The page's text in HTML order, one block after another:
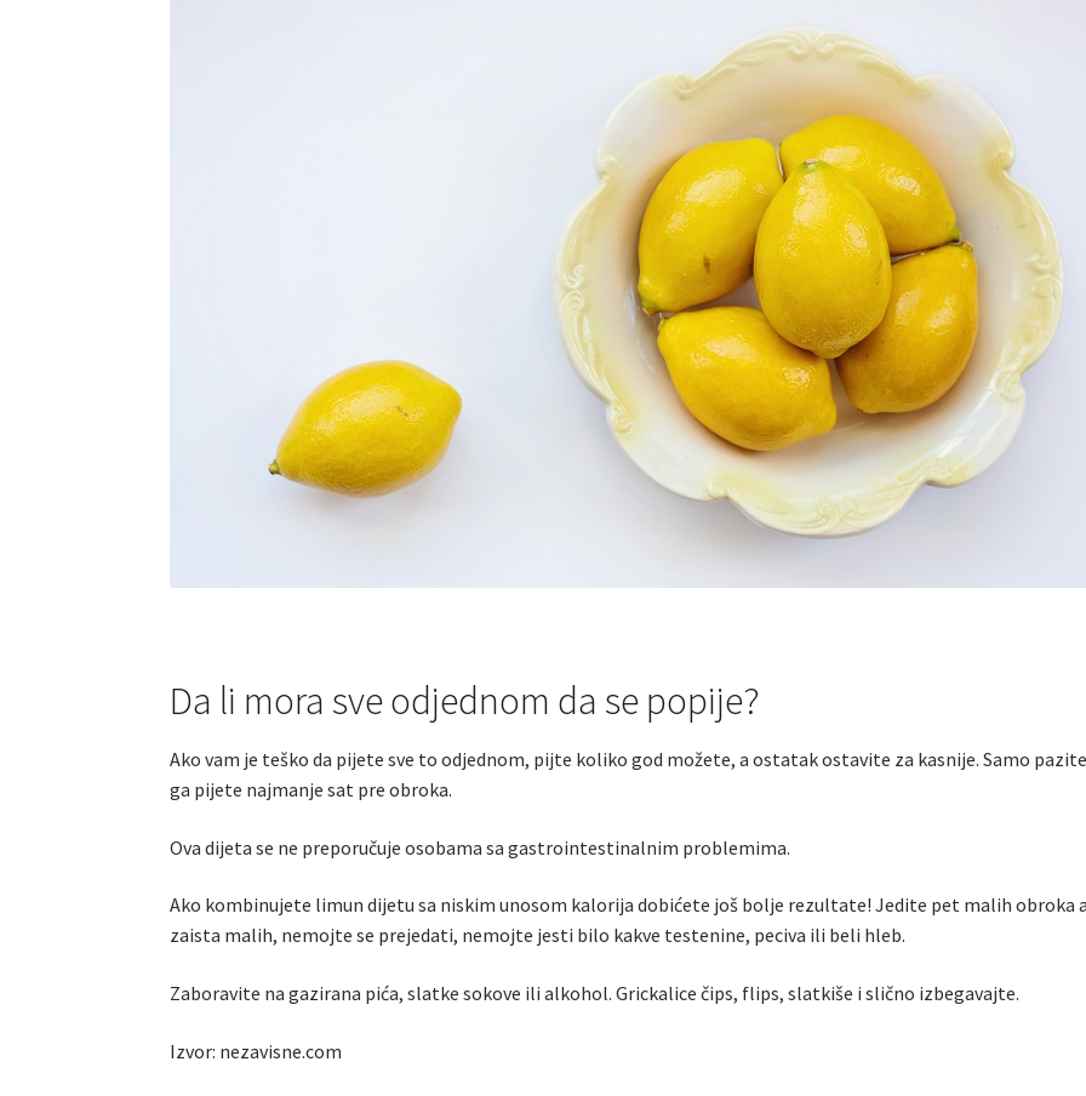
Da li mora sve odjednom da se popije?
Ako vam je teško da pijete sve to odjednom, pijte koliko god možete, a ostatak ostavite za kasnije. Samo
ga pijete najmanje sat pre obroka.
Ova dijeta se ne preporučuje osobama sa gastrointestinalnim problemima.
Ako kombinujete limun dijetu sa niskim unosom kalorija dobićete još bolje rezultate! Jedite pet malih obroka
zaista malih, nemojte se prejedati, nemojte jesti bilo kakve testenine, peciva ili beli hleb.
Zaboravite na gazirana pića, slatke sokove ili alkohol. Grickalice čips, flips, slatkiše i slično izbegavajte.
Izvor: nezavisne.com